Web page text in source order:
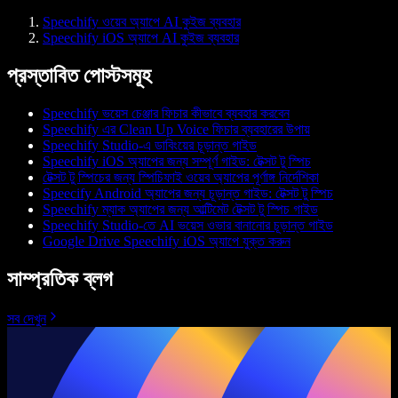
Speechify ওয়েব অ্যাপে AI কুইজ ব্যবহার
Speechify iOS অ্যাপে AI কুইজ ব্যবহার
প্রস্তাবিত পোস্টসমূহ
Speechify ভয়েস চেঞ্জার ফিচার কীভাবে ব্যবহার করবেন
Speechify এর Clean Up Voice ফিচার ব্যবহারের উপায়
Speechify Studio-এ ডাবিংয়ের চূড়ান্ত গাইড
Speechify iOS অ্যাপের জন্য সম্পূর্ণ গাইড: টেক্সট টু স্পিচ
টেক্সট টু স্পিচের জন্য স্পিচিফাই ওয়েব অ্যাপের পূর্ণাঙ্গ নির্দেশিকা
Speecify Android অ্যাপের জন্য চূড়ান্ত গাইড: টেক্সট টু স্পিচ
Speechify ম্যাক অ্যাপের জন্য আল্টিমেট টেক্সট টু স্পিচ গাইড
Speechify Studio-তে AI ভয়েস ওভার বানানোর চূড়ান্ত গাইড
Google Drive Speechify iOS অ্যাপে যুক্ত করুন
সাম্প্রতিক ব্লগ
সব দেখুন